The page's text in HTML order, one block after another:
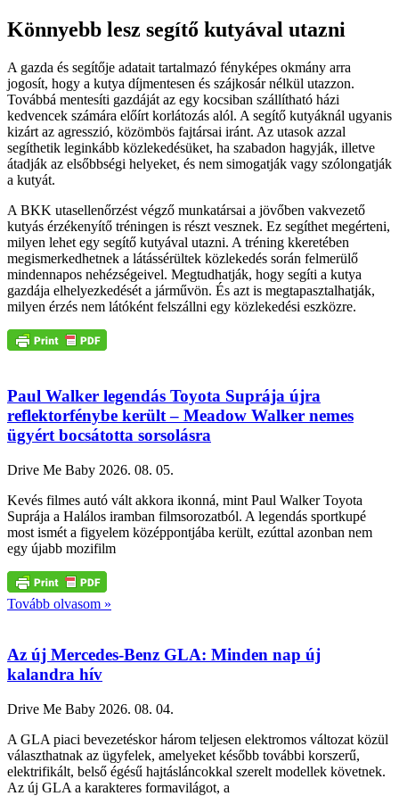
Könnyebb lesz segítő kutyával utazni
A gazda és segítője adatait tartalmazó fényképes okmány arra
jogosít, hogy a kutya díjmentesen és szájkosár nélkül utazzon.
Továbbá mentesíti gazdáját az egy kocsiban szállítható házi
kedvencek számára előírt korlátozás alól. A segítő kutyáknál ugyanis
kizárt az agresszió, közömbös fajtársai iránt. Az utasok azzal
segíthetik leginkább közlekedésüket, ha szabadon hagyják, illetve
átadják az elsőbbségi helyeket, és nem simogatják vagy szólongatják
a kutyát.
A BKK utasellenőrzést végző munkatársai a jövőben vakvezető
kutyás érzékenyítő tréningen is részt vesznek. Ez segíthet megérteni,
milyen lehet egy segítő kutyával utazni. A tréning kkeretében
megismerkedhetnek a látássérültek közlekedés során felmerülő
mindennapos nehézségeivel. Megtudhatják, hogy segíti a kutya
gazdája elhelyezkedését a járművön. És azt is megtapasztalhatják,
milyen érzés nem látóként felszállni egy közlekedési eszközre.
Paul Walker legendás Toyota Suprája újra
reflektorfénybe került – Meadow Walker nemes
ügyért bocsátotta sorsolásra
Drive Me Baby 2026. 08. 05.
Kevés filmes autó vált akkora ikonná, mint Paul Walker Toyota
Suprája a Halálos iramban filmsorozatból. A legendás sportkupé
most ismét a figyelem középpontjába került, ezúttal azonban nem
egy újabb mozifilm
Tovább olvasom »
Az új Mercedes-Benz GLA: Minden nap új
kalandra hív
Drive Me Baby 2026. 08. 04.
A GLA piaci bevezetéskor három teljesen elektromos változat közül
választhatnak az ügyfelek, amelyeket később további korszerű,
elektrifikált, belső égésű hajtásláncokkal szerelt modellek követnek.
Az új GLA a karakteres formavilágot, a